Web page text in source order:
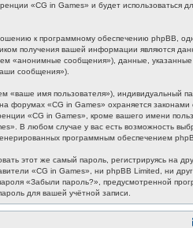
«CG in Games» и будет
к программному обеспечению phpBB,
получения вашей информации являются
«анонимные сообщения»), данные,
сообщения»).
имя пользователя»), индивидуальный
«CG in Games» охраняется
«CG in Games», кроме вашего имени
В любом случае у вас есть возможность
программным обеспечением
этот же самый пароль, регистрируясь на
«CG in Games», ни phpBB Limited, ни
«Забыли пароль?», предусмотренной
для вашей учётной записи.